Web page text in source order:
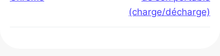
(charge/décharge)